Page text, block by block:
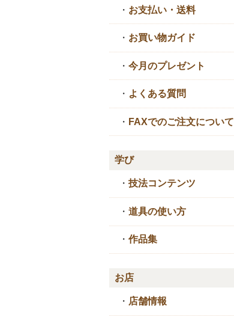
・ お支払い・送料
・ お買い物ガイド
・ 今月のプレゼント
・ よくある質問
・ FAXでのご注文について
学び
・ 技法コンテンツ
・ 道具の使い方
・ 作品集
お店
・ 店舗情報